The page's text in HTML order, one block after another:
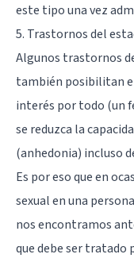
este tipo una vez
5. Trastornos del
Algunos trastornos
también posibilitan
interés por todo (un
se reduzca la
(anhedonia) incluso
Es por eso que en
sexual en una
nos encontramos
que debe ser tratado